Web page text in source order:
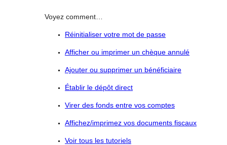
Voyez comment…
Réinitialiser votre mot de passe
Afficher ou imprimer un chèque annulé
Ajouter ou supprimer un bénéficiaire
Établir le dépôt direct
Virer des fonds entre vos comptes
Affichez/imprimez vos documents fiscaux
Voir tous les tutoriels